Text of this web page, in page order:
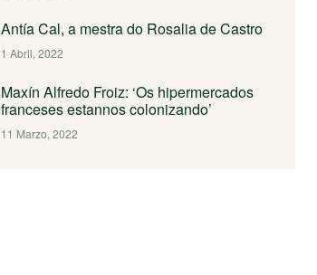
Antía Cal, a mestra do Rosalia de Castro
1 Abril, 2022
Maxín Alfredo Froiz: ‘Os hipermercados
franceses estannos colonizando’
11 Marzo, 2022